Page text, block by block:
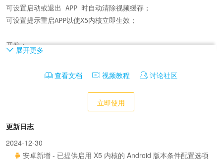
可设置启动或退出 APP 时自动清除视频缓存；
可设置提示重启APP以使X5内核立即生效；
开发： 展开更多
查看文档 视频教程 讨论社区
立即使用
更新日志
2024-12-30
安卓新增 - 已提供启用 X5 内核的 Android 版本条件配置选项